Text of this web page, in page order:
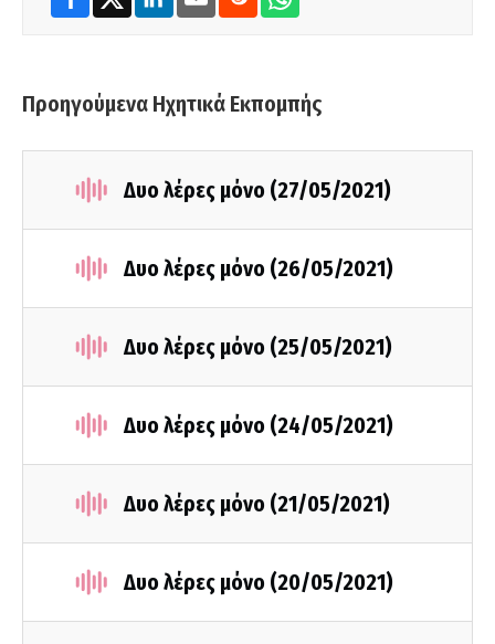
Προηγούμενα Ηχητικά Εκπομπής
Δυο λέρες μόνο (27/05/2021)
Δυο λέρες μόνο (26/05/2021)
Δυο λέρες μόνο (25/05/2021)
Δυο λέρες μόνο (24/05/2021)
Δυο λέρες μόνο (21/05/2021)
Δυο λέρες μόνο (20/05/2021)